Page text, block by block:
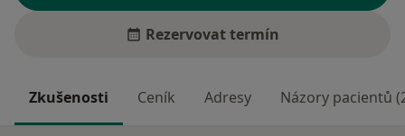
Rezervovat termín
Zkušenosti Ceník Adresy Názory pacientů